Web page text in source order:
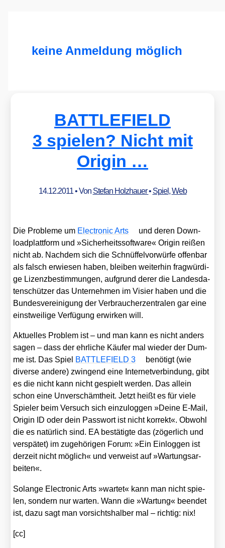
keine Anmeldung möglich
BATTLEFIELD
3 spielen? Nicht mit
Origin …
14.12.2011• Von Stefan Holzhauer• Spiel,Web
Die Pro­ble­me um Elec­tro­nic Arts
und deren Down­
load­platt­form und »Sicher­heits­soft­ware« Ori­gin rei­ßen
nicht ab. Nach­dem sich die Schnüf­fel­vor­wür­fe offen­bar
als falsch erwie­sen haben, blei­ben wei­ter­hin frag­wür­di­
ge Lizenz­be­stim­mun­gen, auf­grund derer die Lan­des­da­
ten­schüt­zer das Unter­neh­men im Visier haben und die
Bun­des­ver­ei­ni­gung der Ver­brau­cher­zen­tra­len gar eine
einst­wei­li­ge Ver­fü­gung erwir­ken will.
Aktu­el­les Pro­blem ist – und man kann es nicht anders
sagen – dass der ehr­li­che Käu­fer mal wie­der der Dum­
me ist. Das Spiel BATTLEFIELD 3
benö­tigt (wie
diver­se ande­re) zwin­gend eine Inter­net­ver­bin­dung, gibt
es die nicht kann nicht gespielt wer­den. Das allein
schon eine Unver­schämt­heit. Jetzt heißt es für vie­le
Spie­ler beim Ver­such sich ein­zu­log­gen »Dei­ne E‑Mail,
Ori­gin ID oder dein Pass­wort ist nicht kor­rekt«. Obwohl
die es natür­lich sind. EA bestä­tig­te das (zöger­lich und
ver­spä­tet) im zuge­hö­ri­gen Forum: »Ein Ein­log­gen ist
der­zeit nicht mög­lich« und ver­weist auf »War­tungs­ar­
bei­ten«.
Solan­ge Elec­tro­nic Arts »war­tet« kann man nicht spie­
len, son­dern nur war­ten. Wann die »War­tung« been­det
ist, dazu sagt man vor­sichts­hal­ber mal – rich­tig: nix!
[cc]